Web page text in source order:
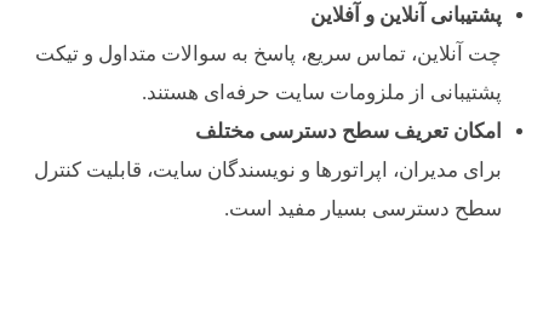
پشتیبانی آنلاین و آفلاین
چت آنلاین، تماس سریع، پاسخ به سوالات متداول و تیکت
پشتیبانی از ملزومات سایت حرفه‌ای هستند.
امکان تعریف سطح دسترسی مختلف
برای مدیران، اپراتورها و نویسندگان سایت، قابلیت کنترل
سطح دسترسی بسیار مفید است.